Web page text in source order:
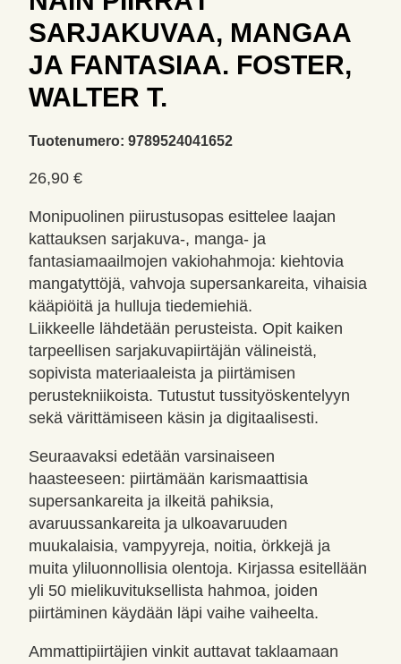
SARJAKUVAA, MANGAA
JA FANTASIAA. FOSTER,
WALTER T.
Tuotenumero: 9789524041652
26,90 €
Monipuolinen piirustusopas esittelee laajan
kattauksen sarjakuva-, manga- ja
fantasiamaailmojen vakiohahmoja: kiehtovia
mangatyttöjä, vahvoja supersankareita, vihaisia
kääpiöitä ja hulluja tiedemiehiä.
Liikkeelle lähdetään perusteista. Opit kaiken
tarpeellisen sarjakuvapiirtäjän välineistä,
sopivista materiaaleista ja piirtämisen
perustekniikoista. Tutustut tussityöskentelyyn
sekä värittämiseen käsin ja digitaalisesti.
Seuraavaksi edetään varsinaiseen
haasteeseen: piirtämään karismaattisia
supersankareita ja ilkeitä pahiksia,
avaruussankareita ja ulkoavaruuden
muukalaisia, vampyyreja, noitia, örkkejä ja
muita yliluonnollisia olentoja. Kirjassa esitellään
yli 50 mielikuvituksellista hahmoa, joiden
piirtäminen käydään läpi vaihe vaiheelta.
Ammattipiirtäjien vinkit auttavat taklaamaan